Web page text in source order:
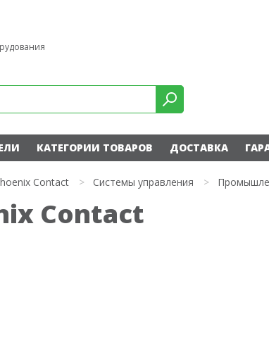
КАТЕГОРИИ ТОВАРОВ ДОСТАВКА
Contact > Системы управления >
Contact